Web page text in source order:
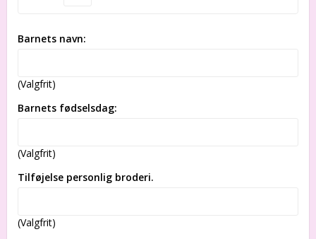
Barnets navn:
(Valgfrit)
Barnets fødselsdag:
(Valgfrit)
Tilføjelse personlig broderi.
(Valgfrit)